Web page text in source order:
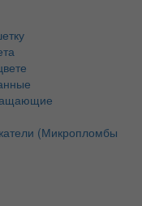
(Микропломбы